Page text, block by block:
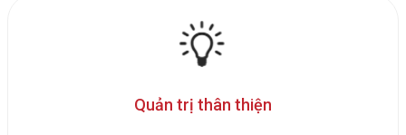
Quản trị thân thiện